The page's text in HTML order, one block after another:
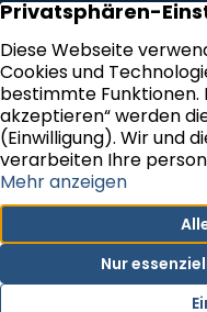
Unser Leitbild
Presse und
Newsroom
Kundenstimmen
Karriere
VERTRAG WIDERRUFEN